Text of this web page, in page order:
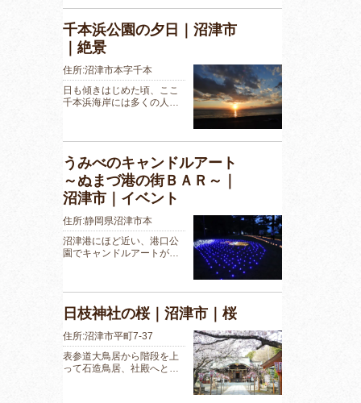
千本浜公園の夕日｜沼津市
｜絶景
住所:沼津市本字千本
日も傾きはじめた頃、ここ
千本浜海岸には多くの人…
うみべのキャンドルアート
～ぬまづ港の街ＢＡＲ～｜
沼津市｜イベント
住所:静岡県沼津市本
沼津港にほど近い、港口公
園でキャンドルアートが…
日枝神社の桜｜沼津市｜桜
住所:沼津市平町7-37
表参道大鳥居から階段を上
って石造鳥居、社殿へと…